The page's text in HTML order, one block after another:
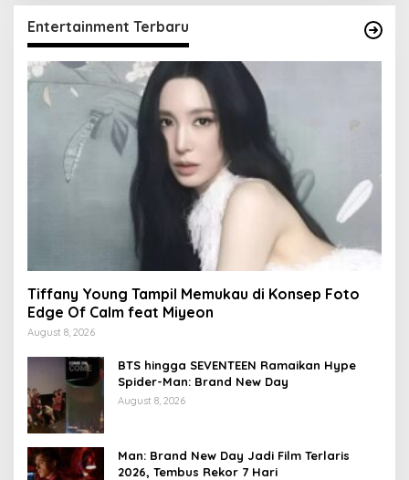
Entertainment Terbaru
Tiffany Young Tampil Memukau di Konsep Foto
Edge Of Calm feat Miyeon
August 8, 2026
BTS hingga SEVENTEEN Ramaikan Hype
Spider-Man: Brand New Day
August 8, 2026
Man: Brand New Day Jadi Film Terlaris
2026, Tembus Rekor 7 Hari